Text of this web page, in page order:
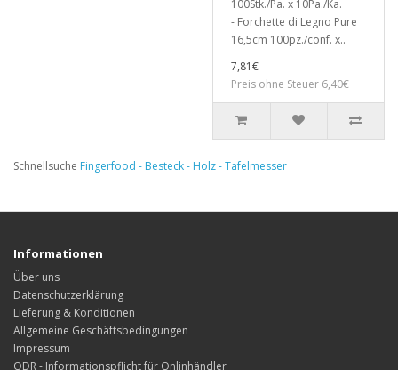
100Stk./Pa. x 10Pa./Ka.
- Forchette di Legno Pure
16,5cm 100pz./conf. x..
7,81€
Preis ohne Steuer 6,40€
Schnellsuche Fingerfood - Besteck - Holz - Tafelmesser
Informationen
Über uns
Datenschutzerklärung
Lieferung & Konditionen
Allgemeine Geschäftsbedingungen
Impressum
ODR - Informationspflicht für Onlinhändler